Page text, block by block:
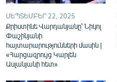
ՍԵՊՏԵՄԲԵՐ 22, 2025
Քրիստինե Վարդանյանը՝ Նիկոլ
Փաշինյանի
հայտարարությունների մասին |
«Հարցազրույց Կարլեն
Ասլանյանի հետ»